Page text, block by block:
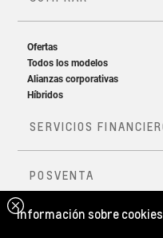
Información sobre cookies